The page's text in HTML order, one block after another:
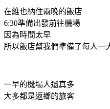
在維也納住兩晚的飯店
6:30準備出發前往機場
因為時間太早
所以飯店幫我們準備了每人一
一早的機場人還真多
大多都是返鄉的旅客